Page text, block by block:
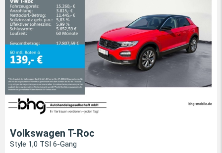
Volkswagen T-Roc
Style 1,0 TSI 6-Gang